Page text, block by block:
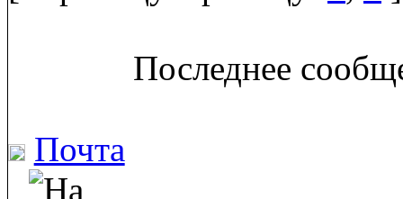
Последнее
Почта